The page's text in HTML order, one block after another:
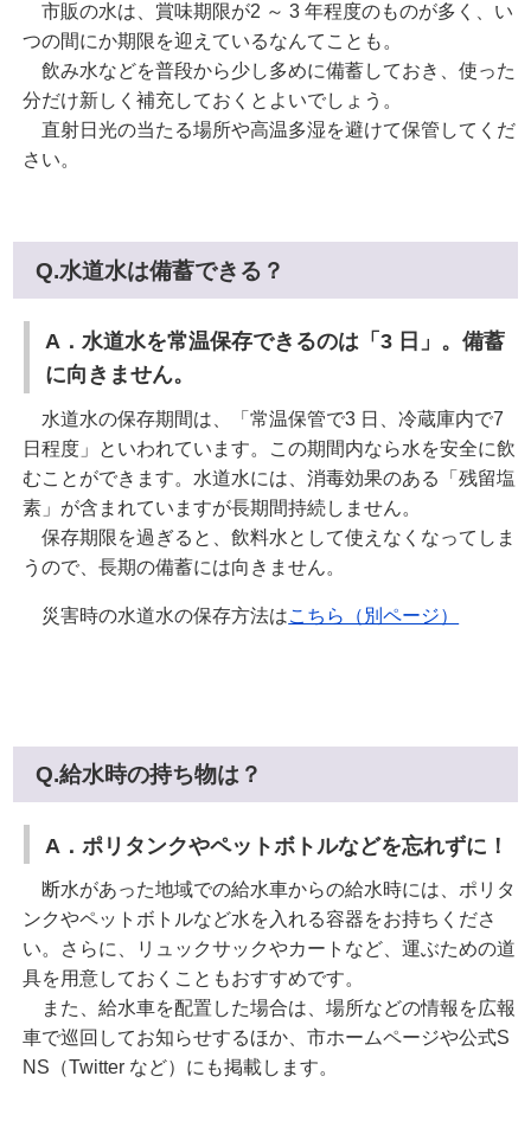
市販の水は、賞味期限が2 ～ 3 年程度のものが多く、い
つの間にか期限を迎えているなんてことも。
飲み水などを普段から少し多めに備蓄しておき、使った
分だけ新しく補充しておくとよいでしょう。
直射日光の当たる場所や高温多湿を避けて保管してくだ
さい。
Q.水道水は備蓄できる？
A．水道水を常温保存できるのは「3 日」。備蓄
に向きません。
水道水の保存期間は、「常温保管で3 日、冷蔵庫内で7
日程度」といわれています。この期間内なら水を安全に飲
むことができます。水道水には、消毒効果のある「残留塩
素」が含まれていますが長期間持続しません。
保存期限を過ぎると、飲料水として使えなくなってしま
うので、長期の備蓄には向きません。
災害時の水道水の保存方法はこちら（別ページ）
Q.給水時の持ち物は？
A．ポリタンクやペットボトルなどを忘れずに！
断水があった地域での給水車からの給水時には、ポリタ
ンクやペットボトルなど水を入れる容器をお持ちくださ
い。さらに、リュックサックやカートなど、運ぶための道
具を用意しておくこともおすすめです。
また、給水車を配置した場合は、場所などの情報を広報
車で巡回してお知らせするほか、市ホームページや公式S
NS（Twitter など）にも掲載します。